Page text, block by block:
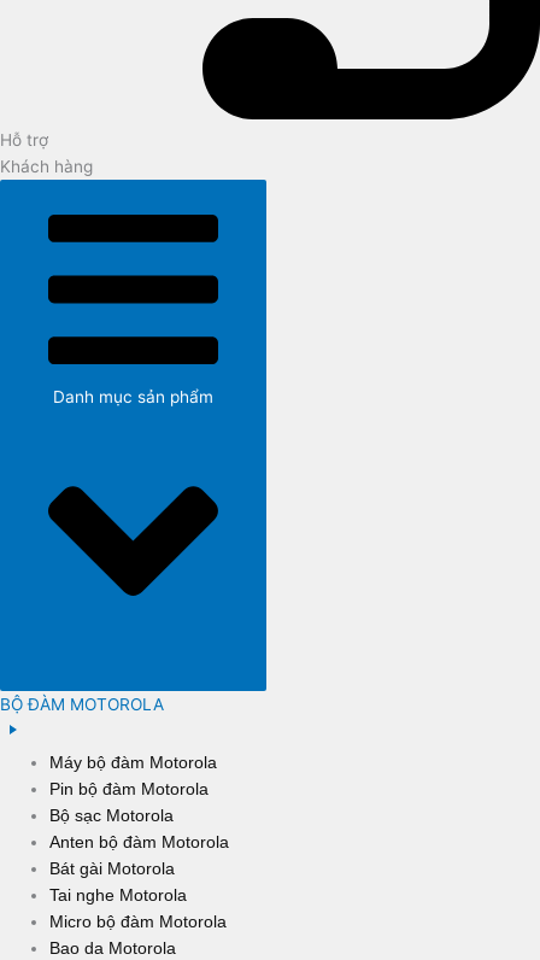
Hỗ trợ
Khách hàng
BỘ ĐÀM MOTOROLA
Máy bộ đàm Motorola
Pin bộ đàm Motorola
Bộ sạc Motorola
Anten bộ đàm Motorola
Bát gài Motorola
Tai nghe Motorola
Micro bộ đàm Motorola
Bao da Motorola